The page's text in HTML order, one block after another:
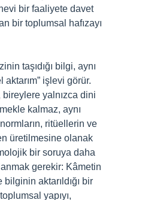
bir faaliyete davet
bir toplumsal hafızayı
taşıdığı bilgi, aynı
aktarım” işlevi görür.
yalnızca dini
kalmaz, aynı
ritüellerin ve
üretilmesine olanak
bir soruya daha
gerekir: Kâmetin
aktarıldığı bir
yapıyı,